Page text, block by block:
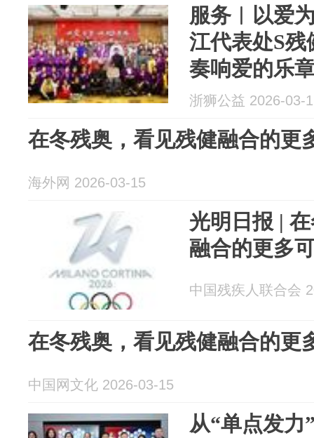
服务︱以爱
江代表处S
奏响爱的乐
浙狮公益 2026-03-
在冬残奥，看见残健融合的更
海外网 2026-03-15
光明日报 |
融合的更多
中国残疾人联合会
在冬残奥，看见残健融合的更
中国网文化 2026-03-15
从“单点发力